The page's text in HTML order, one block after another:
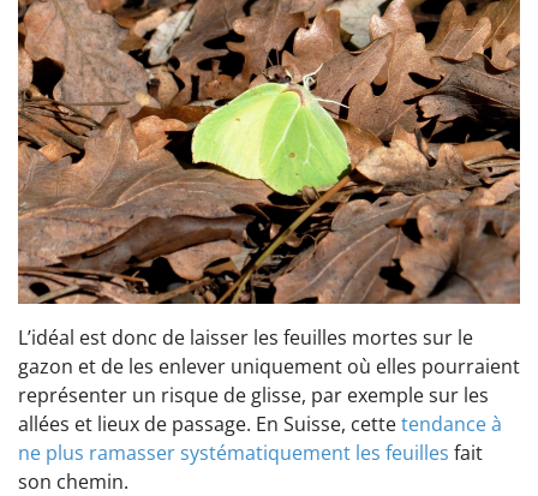
L’idéal est donc de laisser les feuilles mortes sur le
gazon et de les enlever uniquement où elles pourraient
représenter un risque de glisse, par exemple sur les
allées et lieux de passage. En Suisse, cettetendance à
ne plus ramasser systématiquement les feuilles fait
son chemin.